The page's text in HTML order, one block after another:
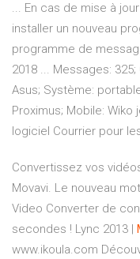
... En cas de mise à
installer un nouveau
programme de
2018 ... Messages:
Asus; Système:
Proximus; Mobile:
logiciel Courrier pour
Convertissez vos
Movavi. Le nouveau
Video Converter de
secondes ! Lync 2013 |
www.ikoula.com